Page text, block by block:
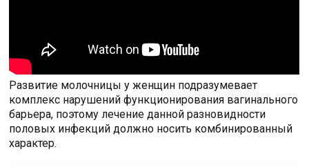
Развитие молочницы у женщин подразумевает
комплекс нарушений функционирования вагинального
барьера, поэтому лечение данной разновидности
половых инфекций должно носить комбинированный
характер.